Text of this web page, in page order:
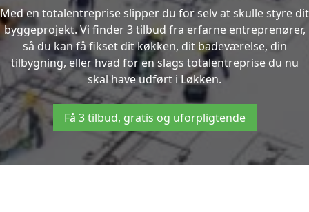
Med en totalentreprise slipper du for selv at skulle styre dit
byggeprojekt. Vi finder 3 tilbud fra erfarne entreprenører,
så du kan få fikset dit køkken, dit badeværelse, din
tilbygning, eller hvad for en slags totalentreprise du nu
skal have udført i Løkken.
Få 3 tilbud, gratis og uforpligtende